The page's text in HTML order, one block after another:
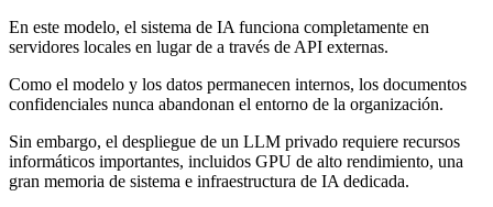
En este modelo, el sistema de IA funciona completamente en
servidores locales en lugar de a través de API externas.
Como el modelo y los datos permanecen internos, los documentos
confidenciales nunca abandonan el entorno de la organización.
Sin embargo, el despliegue de un LLM privado requiere recursos
informáticos importantes, incluidos GPU de alto rendimiento, una
gran memoria de sistema e infraestructura de IA dedicada.